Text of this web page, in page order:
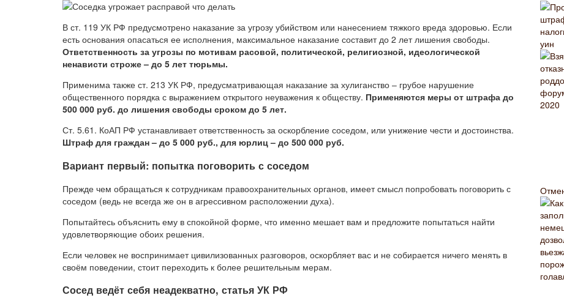
В ст. 119 УК РФ предусмотрено наказание за угрозу убийством или нанесением тяжкого вреда здоровью. Если
есть основания опасаться ее исполнения, максимальное наказание составит до 2 лет лишения свободы.
Ответственность за угрозы по мотивам расовой, политической, религиозной, идеологической
ненависти строже – до 5 лет тюрьмы.
Применима также ст. 213 УК РФ, предусматривающая наказание за хулиганство – грубое нарушение
общественного порядка с выражением открытого неуважения к обществу. Применяются меры от штрафа до
500 000 руб. до лишения свободы сроком до 5 лет.
Ст. 5.61. КоАП РФ устанавливает ответственность за оскорбление соседом, или унижение чести и достоинства.
Штраф для граждан – до 5 000 руб., для юрлиц – до 500 000 руб.
Вариант первый: попытка поговорить с соседом
Прежде чем обращаться к сотрудникам правоохранительных органов, имеет смысл попробовать поговорить с
соседом (ведь не всегда же он в агрессивном расположении духа).
Попытайтесь объяснить ему в спокойной форме, что именно мешает вам и предложите попытаться найти
удовлетворяющие обоих решения.
Если человек не воспринимает цивилизованных разговоров, оскорбляет вас и не собирается ничего менять в
своём поведении, стоит переходить к более решительным мерам.
Сосед ведёт себя неадекватно, статья УК РФ